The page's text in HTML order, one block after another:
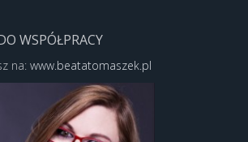
WSPÓŁPRACY
na: www.beatatomaszek.pl